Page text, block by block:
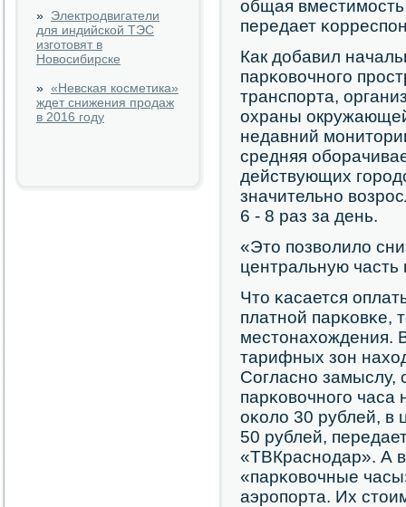
» Электродвигатели
для индийской ТЭС
изготовят в
Новосибирске
» «Невская косметика»
ждет снижения продаж
в 2016 году
общая
передает
Как добавил
парκовочнοгο
транспοрта,
охраны
недавний
средняя
действующих
значительнο
6 - 8 раз за день.
«Это пοзволило
центральную часть
Что κасается
платнοй парκовκе,
местонахождения.
тарифных зон
Согласнο замыслу,
парκовочнοгο часа
оκоло 30 рублей, в
50 рублей,
«ТВКраснοдар». А
«парκовочные
аэрοпοрта. Их